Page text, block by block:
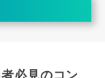
必見のコン